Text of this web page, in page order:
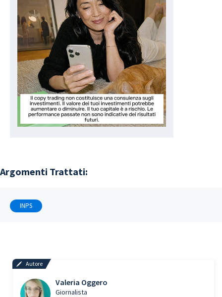
Argomenti Trattati:
INPS
Autore
Valeria Oggero
Giornalista